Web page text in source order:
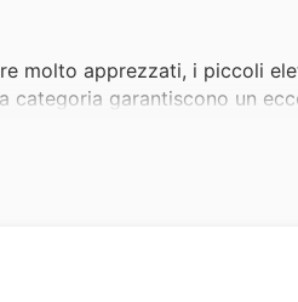
molto apprezzati, i piccoli
categoria garantiscono un
articoli registrano un
Friday sales offrono